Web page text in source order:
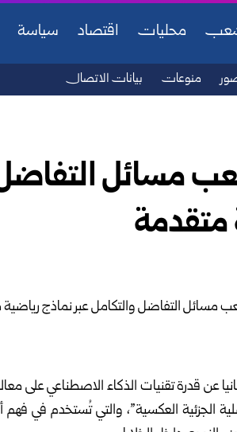
محليات اقتصاد سياسة
منوعات بيانات الاتصال
مسائل
متقدمة
عن ‏قدرة تقنيات الذكاء الاصطناعي على
الجزئية العكسية”، والتي ‏تُستخدم في